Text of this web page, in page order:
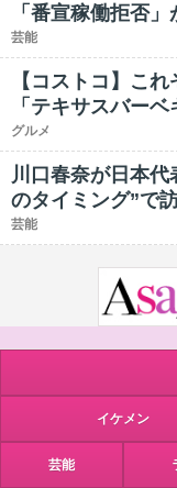
「番宣稼働拒否
芸能
【コストコ】こ
「テキサスバーベ
グルメ
川口春奈が日本
のタイミング”で
芸能
イケメン
芸能